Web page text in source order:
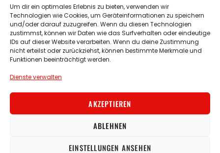
Um dir ein optimales Erlebnis zu bieten, verwenden wir
Technologien wie Cookies, um Geräteinformationen zu speichern
und/oder darauf zuzugreifen. Wenn du diesen Technologien
zustimmst, können wir Daten wie das Surfverhalten oder eindeutige
IDs auf dieser Website verarbeiten. Wenn du deine Zustimmung
nicht erteilst oder zurückziehst, können bestimmte Merkmale und
Funktionen beeinträchtigt werden.
Dienste verwalten
AKZEPTIEREN
ABLEHNEN
EINSTELLUNGEN ANSEHEN
E-Mail: info@tv-irsee.de
Sportplatz:Eggenthaler Str. Irsee
Turnhalle:Von-Bannwarth-Straße 6 Irsee
Fußball Korbball
Hallenbelegungsplan